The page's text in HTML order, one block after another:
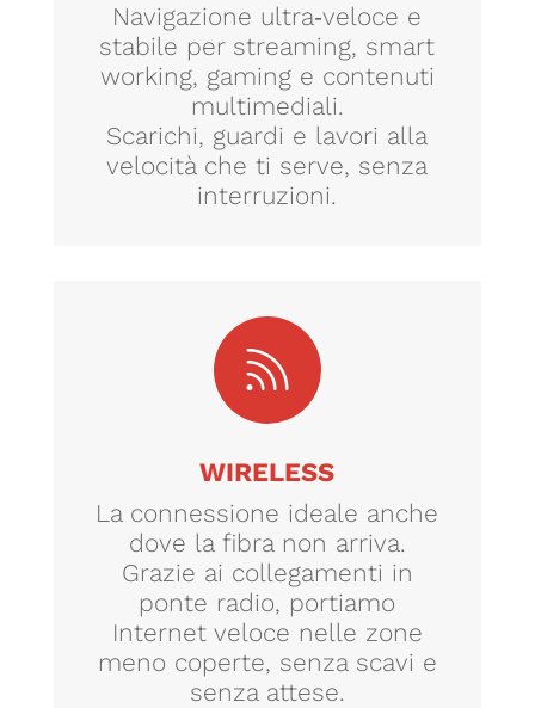
Navigazione ultra‑veloce e
stabile per streaming, smart
working, gaming e contenuti
multimediali.
Scarichi, guardi e lavori alla
velocità che ti serve, senza
interruzioni.

WIRELESS
La connessione ideale anche
dove la fibra non arriva.
Grazie ai collegamenti in
ponte radio, portiamo
Internet veloce nelle zone
meno coperte, senza scavi e
senza attese.